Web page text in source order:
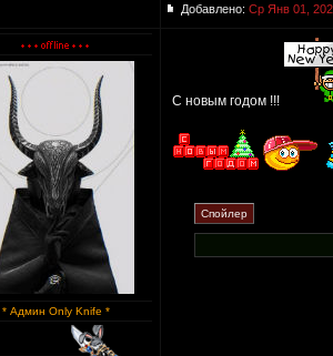
Добавлено: Ср Янв 01,
* Админ Only Knife *
С новым годом !!!